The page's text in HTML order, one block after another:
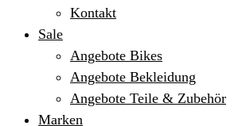
Kontakt
Sale
Angebote Bikes
Angebote Bekleidung
Angebote Teile & Zubehör
Marken